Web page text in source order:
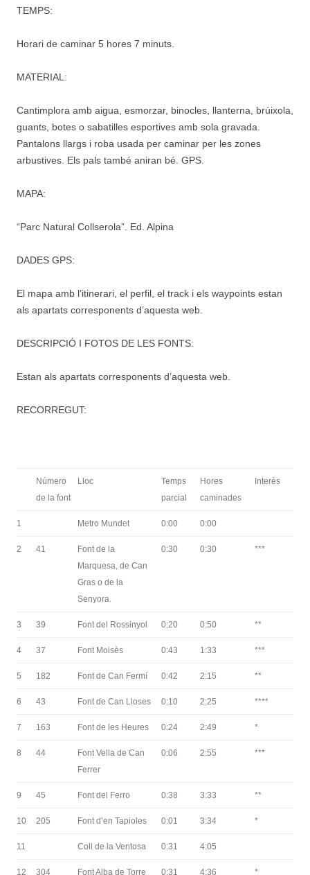
TEMPS:
Horari de caminar 5 hores 7 minuts.
MATERIAL:
Cantimplora amb aigua, esmorzar, binocles, llanterna, brúixola,
guants, botes o sabatilles esportives amb sola gravada.
Pantalons llargs i roba usada per caminar per les zones
arbustives. Els pals també aniran bé. GPS.
MAPA:
“Parc Natural Collserola”. Ed. Alpina
DADES GPS:
El mapa amb l’itinerari, el perfil, el track i els waypoints estan
als apartats corresponents d’aquesta web.
DESCRIPCIÓ I FOTOS DE LES FONTS:
Estan als apartats corresponents d’aquesta web.
RECORREGUT:
Número
de la font
Lloc
Temps
parcial
Hores
caminades
Interès
1 Metro Mundet 0:00 0:00
2 41
Font de la
Marquesa, de Can
Gras o de la
Senyora.
0:30 0:30 ***
3 39 Font del Rossinyol 0:20 0:50 **
4 37 Font Moisès 0:43 1:33 ***
5 182 Font de Can Fermí 0:42 2:15 **
6 43 Font de Can Lloses 0:10 2:25 ****
7 163 Font de les Heures 0:24 2:49 *
8 44
Font Vella de Can
Ferrer
0:06 2:55 ***
9 45 Font del Ferro 0:38 3:33 **
10 205 Font d’en Tapioles 0:01 3:34 *
11 Coll de la Ventosa 0:31 4:05
12 304 Font Alba de Torre 0:31 4:36 *